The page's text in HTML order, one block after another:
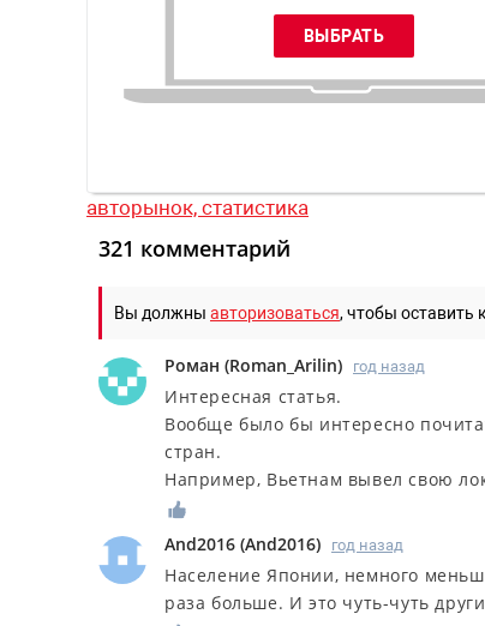
авторынок, статистика
321 комментарий
Вы должны авторизоваться, чтобы оставить
Роман (Roman_Arilin) год назад
Интересная статья.
Вообще было бы интересно
стран.
Например, Вьетнам вывел свою
And2016 (And2016) год назад
Население Японии, немного
раза больше. И это чуть-чуть